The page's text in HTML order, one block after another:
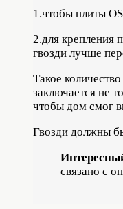
1.чтобы плиты
2.для крепления
гвозди лучше
Такое
заключается не
чтобы дом смог
Гвозди должны
связано с